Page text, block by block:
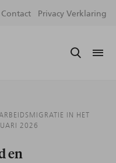
Contact Privacy Verklaring
IN HET
2026
en